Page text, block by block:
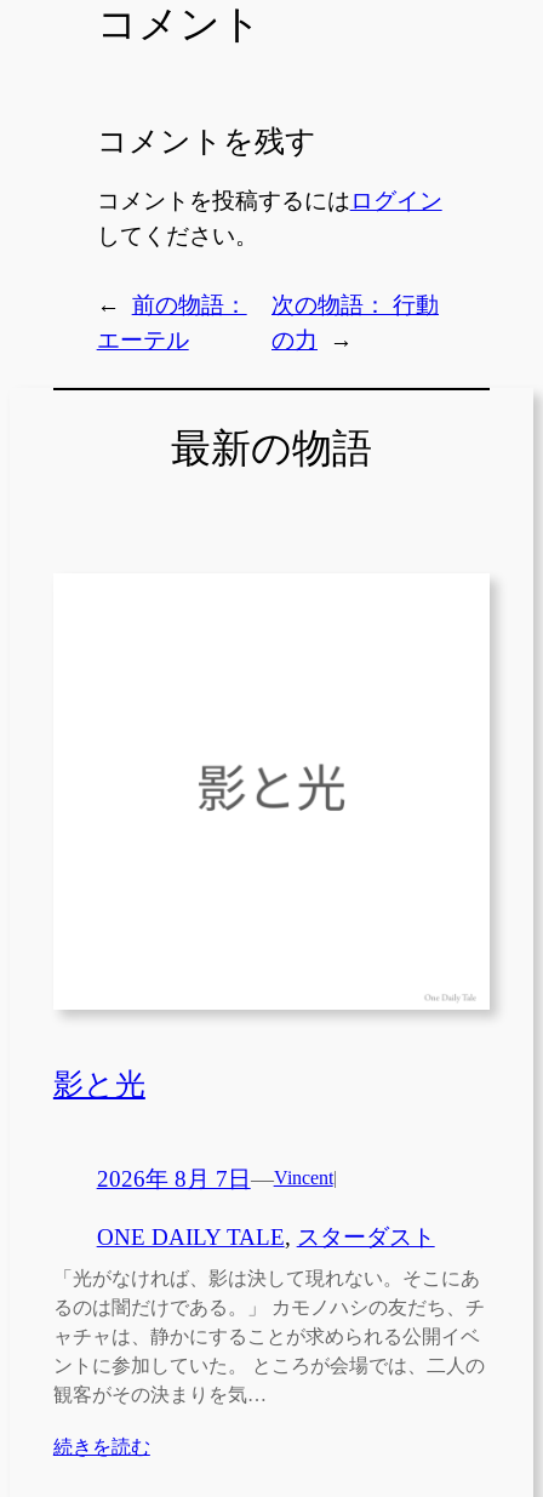
コメント
コメントを残す
コメントを投稿するにはログイン
してください。
←
前の物語：
エーテル
次の物語： 行動
の力
→
最新の物語
影と光
2026年 8月 7日—Vincent|
ONE DAILY TALE, スターダスト
「光がなければ、影は決して現れない。そこにあ
るのは闇だけである。」 カモノハシの友だち、チ
ャチャは、静かにすることが求められる公開イベ
ントに参加していた。 ところが会場では、二人の
観客がその決まりを気…
続きを読む